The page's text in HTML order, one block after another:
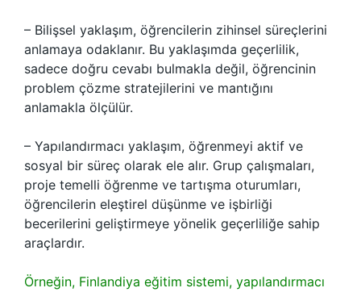
– Bilişsel yaklaşım, öğrencilerin zihinsel süreçlerini
anlamaya odaklanır. Bu yaklaşımda geçerlilik,
sadece doğru cevabı bulmakla değil, öğrencinin
problem çözme stratejilerini ve mantığını
anlamakla ölçülür.
– Yapılandırmacı yaklaşım, öğrenmeyi aktif ve
sosyal bir süreç olarak ele alır. Grup çalışmaları,
proje temelli öğrenme ve tartışma oturumları,
öğrencilerin eleştirel düşünme ve işbirliği
becerilerini geliştirmeye yönelik geçerliliğe sahip
araçlardır.
Örneğin, Finlandiya eğitim sistemi, yapılandırmacı